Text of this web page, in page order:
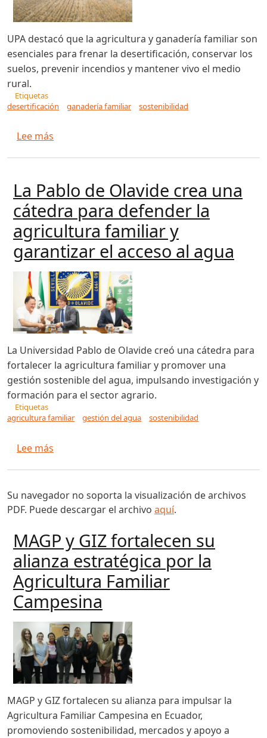
UPA destacó que la agricultura y ganadería familiar son
esenciales para frenar la desertificación, conservar los
suelos, prevenir incendios y mantener vivo el medio
rural.
Etiquetas
desertificación
ganadería familiar sostenibilidad
Lee más
La Pablo de Olavide crea una
cátedra para defender la
agricultura familiar y
garantizar el acceso al agua
La Universidad Pablo de Olavide creó una cátedra para
fortalecer la agricultura familiar y promover una
gestión sostenible del agua, impulsando investigación y
formación para el sector agrario.
Etiquetas
agricultura familiar
gestión del agua sostenibilidad
Lee más
Su navegador no soporta la visualización de archivos
PDF. Puede descargar el archivo aquí.
MAGP y GIZ fortalecen su
alianza estratégica por la
Agricultura Familiar
Campesina
MAGP y GIZ fortalecen su alianza para impulsar la
Agricultura Familiar Campesina en Ecuador,
promoviendo sostenibilidad, mercados y apoyo a